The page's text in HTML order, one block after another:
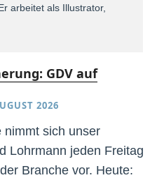
arbeitet als Illustrator,
GDV auf
2026
nimmt sich unser
Lohrmann jeden Freitag
Branche vor. Heute: